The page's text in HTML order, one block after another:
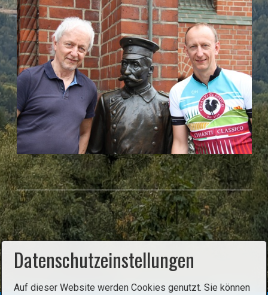
Datenschutzeinstellungen
Auf dieser Website werden Cookies genutzt. Sie können